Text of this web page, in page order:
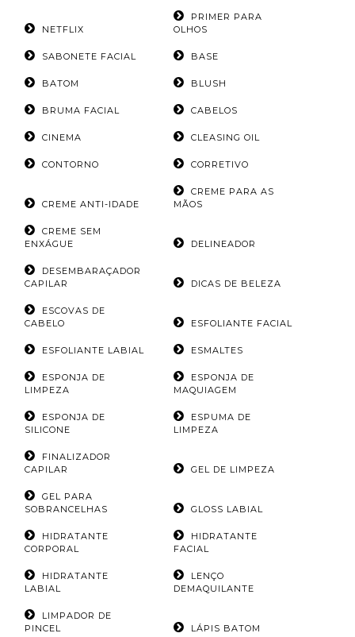
NETFLIX
PRIMER PARA
OLHOS
SABONETE FACIAL BASE
BATOM BLUSH
BRUMA FACIAL CABELOS
CINEMA CLEASING OIL
CONTORNO CORRETIVO
CREME ANTI-IDADE
CREME PARA AS
MÃOS
CREME SEM
ENXÁGUE
DELINEADOR
DESEMBARAÇADOR
CAPILAR
DICAS DE BELEZA
ESCOVAS DE
CABELO
ESFOLIANTE FACIAL
ESFOLIANTE LABIAL ESMALTES
ESPONJA DE
LIMPEZA
ESPONJA DE
MAQUIAGEM
ESPONJA DE
SILICONE
ESPUMA DE
LIMPEZA
FINALIZADOR
CAPILAR
GEL DE LIMPEZA
GEL PARA
SOBRANCELHAS
GLOSS LABIAL
HIDRATANTE
CORPORAL
HIDRATANTE
FACIAL
HIDRATANTE
LABIAL
LENÇO
DEMAQUILANTE
LIMPADOR DE
PINCEL
LÁPIS BATOM